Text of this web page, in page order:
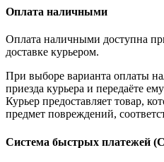
Оплата наличными
Оплата наличными доступна
доставке курьером.
При выборе варианта оплаты
приезда курьера и передаёте
Курьер предоставляет товар,
предмет повреждений,
Система быстрых платежей